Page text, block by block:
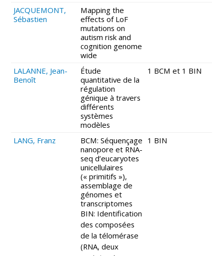
JACQUEMONT,
Sébastien
Mapping the
effects of LoF
mutations on
autism risk and
cognition genome
wide
LALANNE, Jean-
Benoît
Étude
quantitative de la
régulation
génique à travers
différents
systèmes
modèles
1 BCM et 1 BIN
LANG, Franz
BCM: Séquençage
nanopore et RNA-
seq d’eucaryotes
unicellulaires
(« primitifs »),
assemblage de
génomes et
transcriptomes
BIN: Identification
des composées
de la télomérase
(RNA, deux
1 BIN